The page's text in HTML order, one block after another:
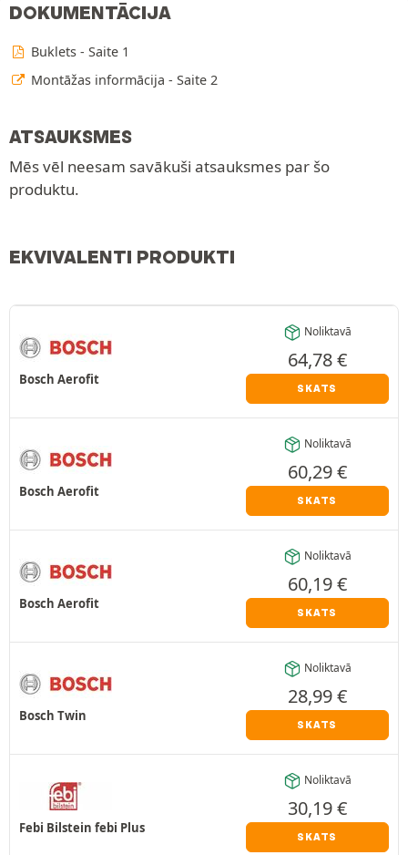
DOKUMENTĀCIJA
Buklets - Saite 1
Montāžas informācija - Saite 2
ATSAUKSMES
Mēs vēl neesam savākuši atsauksmes par šo
produktu.
EKVIVALENTI PRODUKTI
Bosch Aerofit
Noliktavā
64,78€
SKATS
Bosch Aerofit
Noliktavā
60,29€
SKATS
Bosch Aerofit
Noliktavā
60,19€
SKATS
Bosch Twin
Noliktavā
28,99€
SKATS
Febi Bilstein febi Plus
Noliktavā
30,19€
SKATS